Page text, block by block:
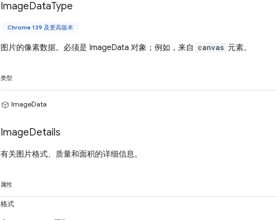
ImageDataType
Chrome 139 及更高版本
图片的像素数据。必须是 ImageData 对象；例如，来自 canvas 元素。
类型
ImageData
ImageDetails
有关图片格式、质量和面积的详细信息。
属性
格式